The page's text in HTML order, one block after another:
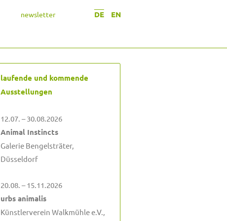
newsletter DE EN
laufende und kommende
Ausstellungen
12.07. – 30.08.2026
Animal Instincts
Galerie Bengelsträter,
Düsseldorf
20.08. – 15.11.2026
urbs animalis
Künstlerverein Walkmühle e.V.,